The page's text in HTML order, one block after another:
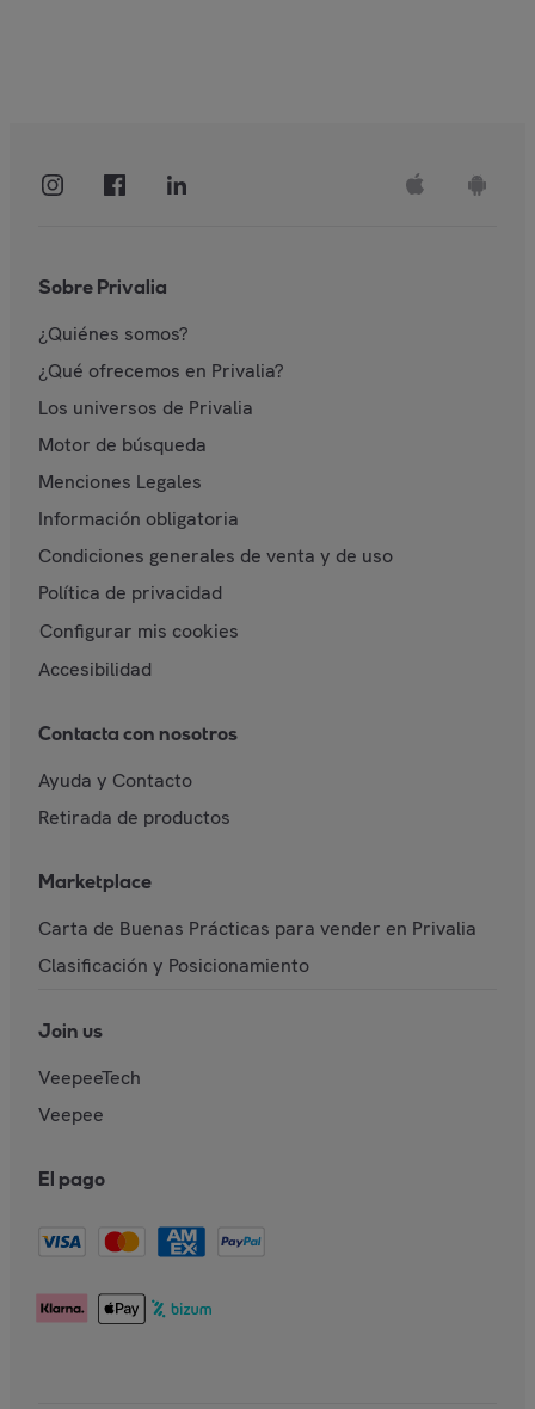
Sobre Privalia
¿Quiénes somos?
¿Qué ofrecemos en Privalia?
Los universos de Privalia
Motor de búsqueda
Menciones Legales
Información obligatoria
Condiciones generales de venta y de uso
Política de privacidad
Configurar mis cookies
Accesibilidad
Contacta con nosotros
Ayuda y Contacto
Retirada de productos
Marketplace
Carta de Buenas Prácticas para vender en Privalia
Clasificación y Posicionamiento
Join us
VeepeeTech
Veepee
El pago